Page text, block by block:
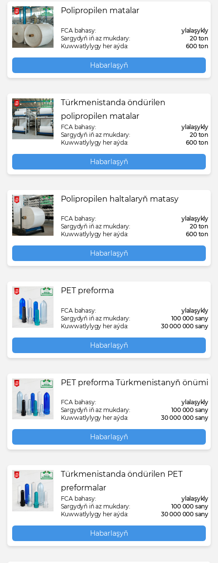
Polipropilen matalar
FCA bahasy:
ylalaşykly
Sargydyň iň az mukdary:
20 ton
Kuwwatlylygy her aýda:
600 ton
Habarlaşyň
Türkmenistanda öndürilen
polipropilen matalar
FCA bahasy:
ylalaşykly
Sargydyň iň az mukdary:
20 ton
Kuwwatlylygy her aýda:
600 ton
Habarlaşyň
Polipropilen haltalaryň matasy
FCA bahasy:
ylalaşykly
Sargydyň iň az mukdary:
20 ton
Kuwwatlylygy her aýda:
600 ton
Habarlaşyň
PET preforma
FCA bahasy:
ylalaşykly
Sargydyň iň az mukdary:
100 000 sany
Kuwwatlylygy her aýda:
30 000 000 sany
Habarlaşyň
PET preforma Türkmenistanyň önümi
FCA bahasy:
ylalaşykly
Sargydyň iň az mukdary:
100 000 sany
Kuwwatlylygy her aýda:
30 000 000 sany
Habarlaşyň
Türkmenistanda öndürilen PET
preformalar
FCA bahasy:
ylalaşykly
Sargydyň iň az mukdary:
100 000 sany
Kuwwatlylygy her aýda:
30 000 000 sany
Habarlaşyň